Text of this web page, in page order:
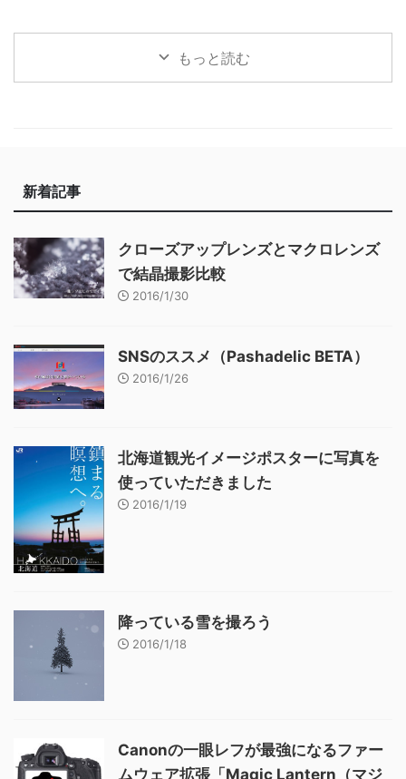
もっと読む
新着記事
クローズアップレンズとマクロレンズ
で結晶撮影比較
2016/1/30
SNSのススメ（Pashadelic BETA）
2016/1/26
北海道観光イメージポスターに写真を
使っていただきました
2016/1/19
降っている雪を撮ろう
2016/1/18
Canonの一眼レフが最強になるファー
ムウェア拡張「Magic Lantern（マジ